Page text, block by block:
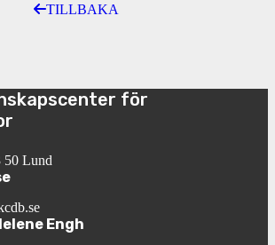
TILLBAKA
för
50 Lund
Engh